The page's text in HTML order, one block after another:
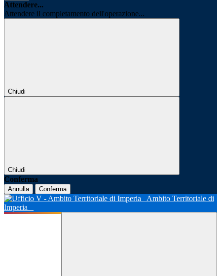
Attendere...
Attendere il completamento dell'operazione...
Chiudi
Chiudi
Conferma
Annulla Conferma
Ambito Territoriale di
Imperia